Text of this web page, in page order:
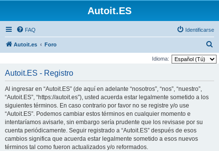
Autoit.ES
FAQ Identificarse
Autoit.es Foro
u
Idioma:
Autoit.ES - Registro
Al ingresar en “Autoit.ES” (de aquí en adelante “nosotros”, “nos”, “nuestro”,
“Autoit.ES”, “https://autoit.es”), usted acuerda estar legalmente sometido a los
siguientes términos. En caso contrario por favor no se registre y/o use
“Autoit.ES”. Podemos cambiar estos términos en cualquier momento e
intentaríamos avisarle, sin embargo sería prudente que los revisase por su
cuenta periódicamente. Seguir registrado a “Autoit.ES” después de esos
cambios significa que acuerda estar legalmente sometido a esos nuevos
términos tal como fueron actualizados y/o reformados.